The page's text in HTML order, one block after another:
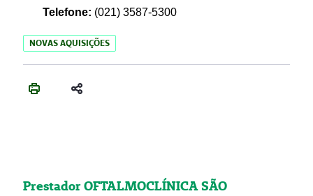
Telefone: (021) 3587-5300
NOVAS AQUISIÇÕES
Prestador OFTALMOCLÍNICA SÃO